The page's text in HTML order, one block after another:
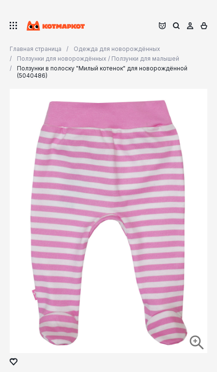
Главная страница
Одежда для новорождённых
Ползунки для новорождённых / Ползунки для малышей
Ползунки в полоску "Милый котенок" для новорождённой
(5040486)